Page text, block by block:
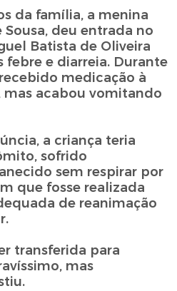
da família, a menina
deu entrada no
Batista de Oliveira
febre e diarreia. Durante
medicação à
mas acabou vomitando
a criança teria
sofrido
sem respirar por
que fosse realizada
de reanimação
transferida para
mas